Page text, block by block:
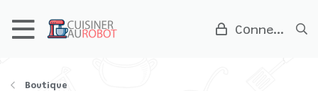
Connexion
Boutique